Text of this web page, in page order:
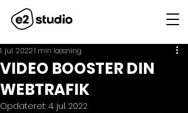
VIDEO BOOSTER DIN
WEBTRAFIK
1. jul. 20221 min læsning
Opdateret: 4. jul. 2022